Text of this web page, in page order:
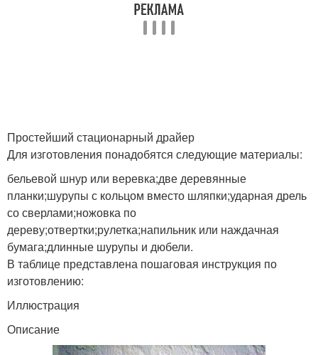
Простейший стационарный драйер
Для изготовления понадобятся следующие материалы:
бельевой шнур или веревка;две деревянные
планки;шурупы с кольцом вместо шляпки;ударная дрель
со сверлами;ножовка по
дереву;отвертки;рулетка;напильник или наждачная
бумага;длинные шурупы и дюбели.
В таблице представлена пошаговая инструкция по
изготовлению:
Иллюстрация
Описание